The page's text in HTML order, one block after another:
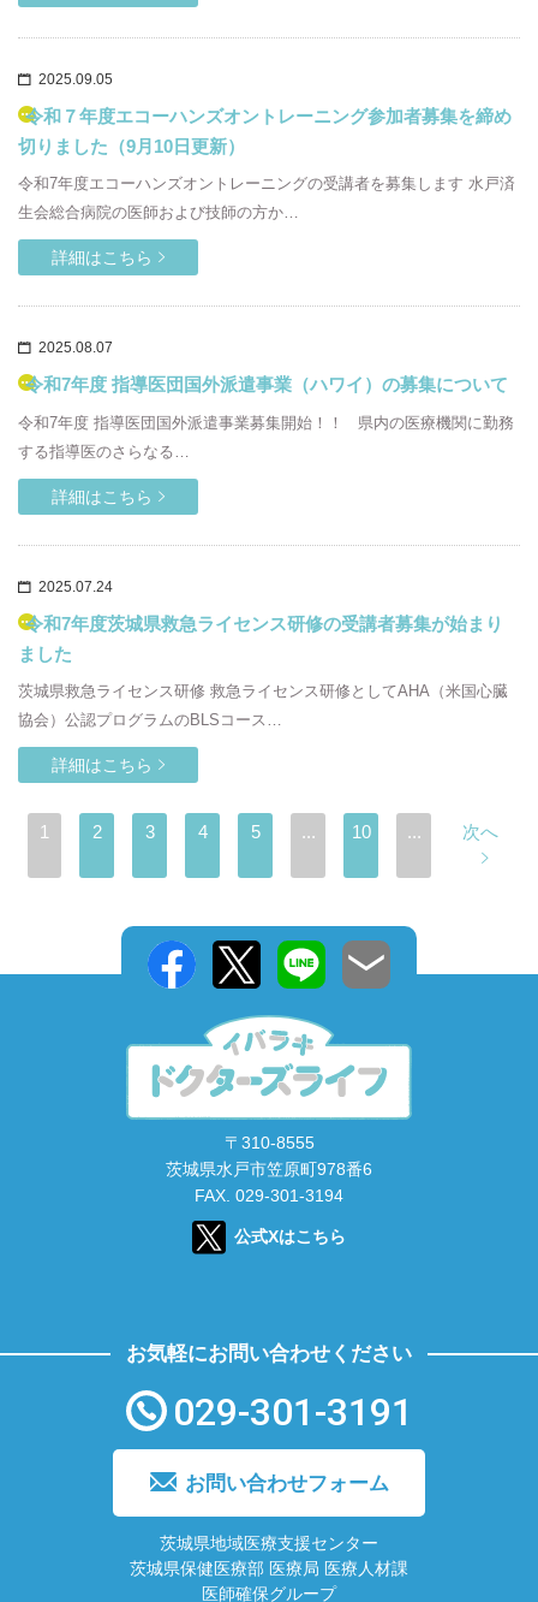
2025.09.05
令和７年度エコーハンズオントレーニング参加者募集を締め
切りました（9月10日更新）
令和7年度エコーハンズオントレーニングの受講者を募集します 水戸済
生会総合病院の医師および技師の方か…
詳細はこちら
2025.08.07
令和7年度 指導医団国外派遣事業（ハワイ）の募集について
令和7年度 指導医団国外派遣事業募集開始！！ 県内の医療機関に勤務
する指導医のさらなる…
詳細はこちら
2025.07.24
令和7年度茨城県救急ライセンス研修の受講者募集が始まり
ました
茨城県救急ライセンス研修 救急ライセンス研修としてAHA（米国心臓
協会）公認プログラムのBLSコース…
詳細はこちら
1 2 3 4 5 ... 10 ... 次へ
〒310-8555
茨城県水戸市笠原町978番6
FAX. 029-301-3194
公式Xはこちら
お気軽にお問い合わせください
029-301-3191
お問い合わせフォーム
茨城県地域医療支援センター
茨城県保健医療部 医療局 医療人材課
医師確保グループ